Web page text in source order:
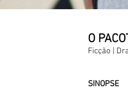
O
Ficção |
SINOPSE